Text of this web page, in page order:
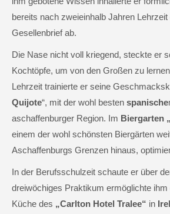
bereits nach zweieinhalb Jahren
Gesellenbrief ab.
Die Nase nicht voll kriegend, steckte er
Kochtöpfe, um von den Großen zu
Lehrzeit trainierte er seine
Quijote“, mit der wohl besten spanische
aschaffenburger Region. Im Biergarten
einem der wohl schönsten Biergärten
Aschaffenburgs Grenzen hinaus,
In der Berufsschulzeit schaute er über
dreiwöchiges Praktikum ermöglichte ihm
Küche des „Carlton Hotel Tralee“ in